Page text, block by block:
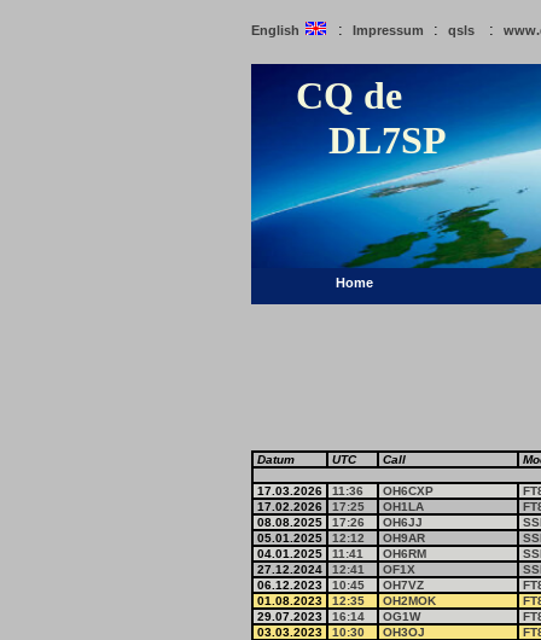
English : Impressum : qsls :
CQ de
DL7SP
Home
Datum UTC Call
17.03.2026 11:36 OH6CXP
17.02.2026
17:25 OH1LA
08.08.2025
17:26 OH6JJ
05.01.2025
12:12 OH9AR
04.01.2025
11:41 OH6RM
27.12.2024
12:41 OF1X
06.12.2023
10:45 OH7VZ
01.08.2023
12:35 OH2MOK
29.07.2023
16:14 OG1W
03.03.2023
10:30 OH3OJ